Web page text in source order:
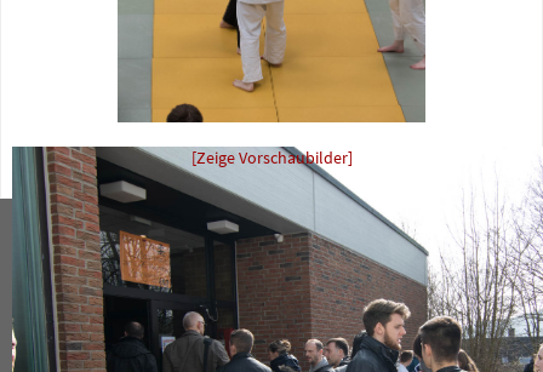
[Zeige Vorschaubilder]